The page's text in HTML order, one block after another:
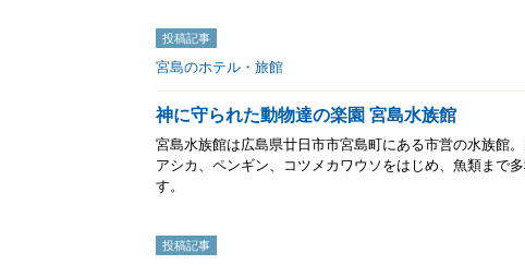
投稿記事
宮島のホテル・旅館
神に守られた動物達の楽園 宮島水族館
宮島水族館は広島県廿日市市宮島町にある市営の水族館
アシカ、ペンギン、コツメカワウソをはじめ、魚類まで
す。
投稿記事